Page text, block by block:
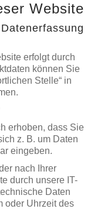
Website
erfolgt durch
können Sie
Stelle“ in
erhoben, dass Sie
z. B. um Daten
eingeben.
nach Ihrer
durch unsere IT-
Daten
oder Uhrzeit des